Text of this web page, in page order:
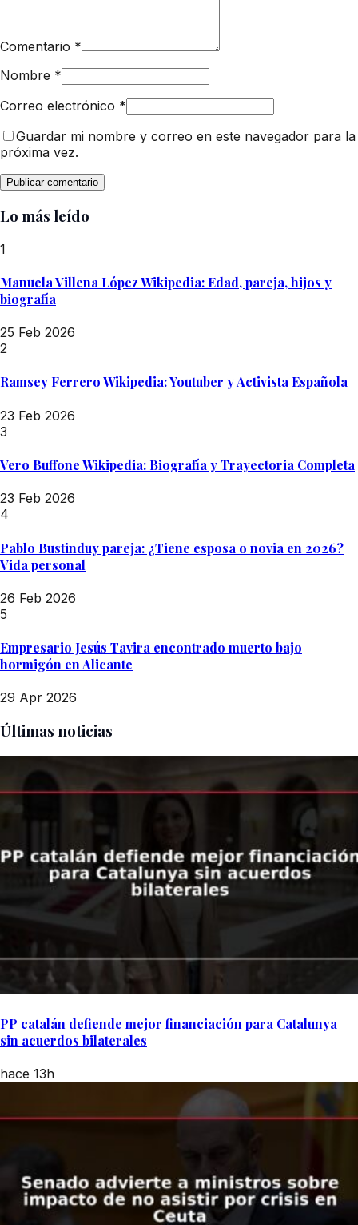
Comentario *
Nombre *
Correo electrónico *
Guardar mi nombre y correo en este navegador para la
próxima vez.
Lo más leído
1
Manuela Villena López Wikipedia: Edad, pareja, hijos y
biografía
25 Feb 2026
2
Ramsey Ferrero Wikipedia: Youtuber y Activista Española
23 Feb 2026
3
Vero Buffone Wikipedia: Biografía y Trayectoria Completa
23 Feb 2026
4
Pablo Bustinduy pareja: ¿Tiene esposa o novia en 2026?
Vida personal
26 Feb 2026
5
Empresario Jesús Tavira encontrado muerto bajo
hormigón en Alicante
29 Apr 2026
Últimas noticias
PP catalán defiende mejor financiación para Catalunya
sin acuerdos bilaterales
hace 13h